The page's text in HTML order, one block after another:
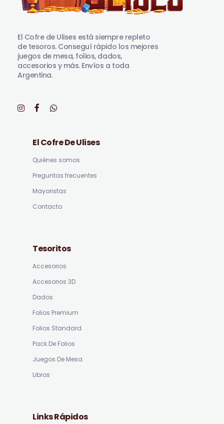
El Cofre de Ulises está siempre repleto
de tesoros. Conseguí rápido los mejores
juegos de mesa, folios, dados,
accesorios y más. Envíos a toda
Argentina.
El Cofre De Ulises
Quiénes somos
Preguntas frecuentes
Mayoristas
Contacto
Tesoritos
Accesorios
Accesorios 3D
Dados
Folios Premium
Folios Standard
Pack De Folios
Juegos De Mesa
Libros
Links Rápidos